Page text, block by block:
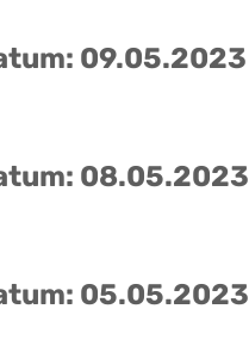
09.05.2023
08.05.2023
05.05.2023